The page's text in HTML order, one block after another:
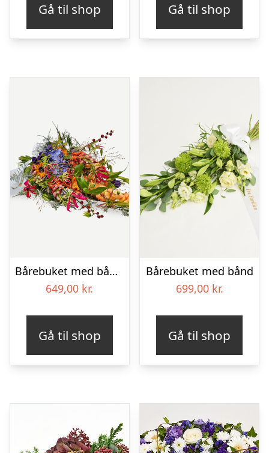
Gå til shop Gå til shop
Bårebuket med bånd – Et farverigt farvel
649,00 kr.
Gå til shop
Bårebuket med bånd
699,00 kr.
Gå til shop